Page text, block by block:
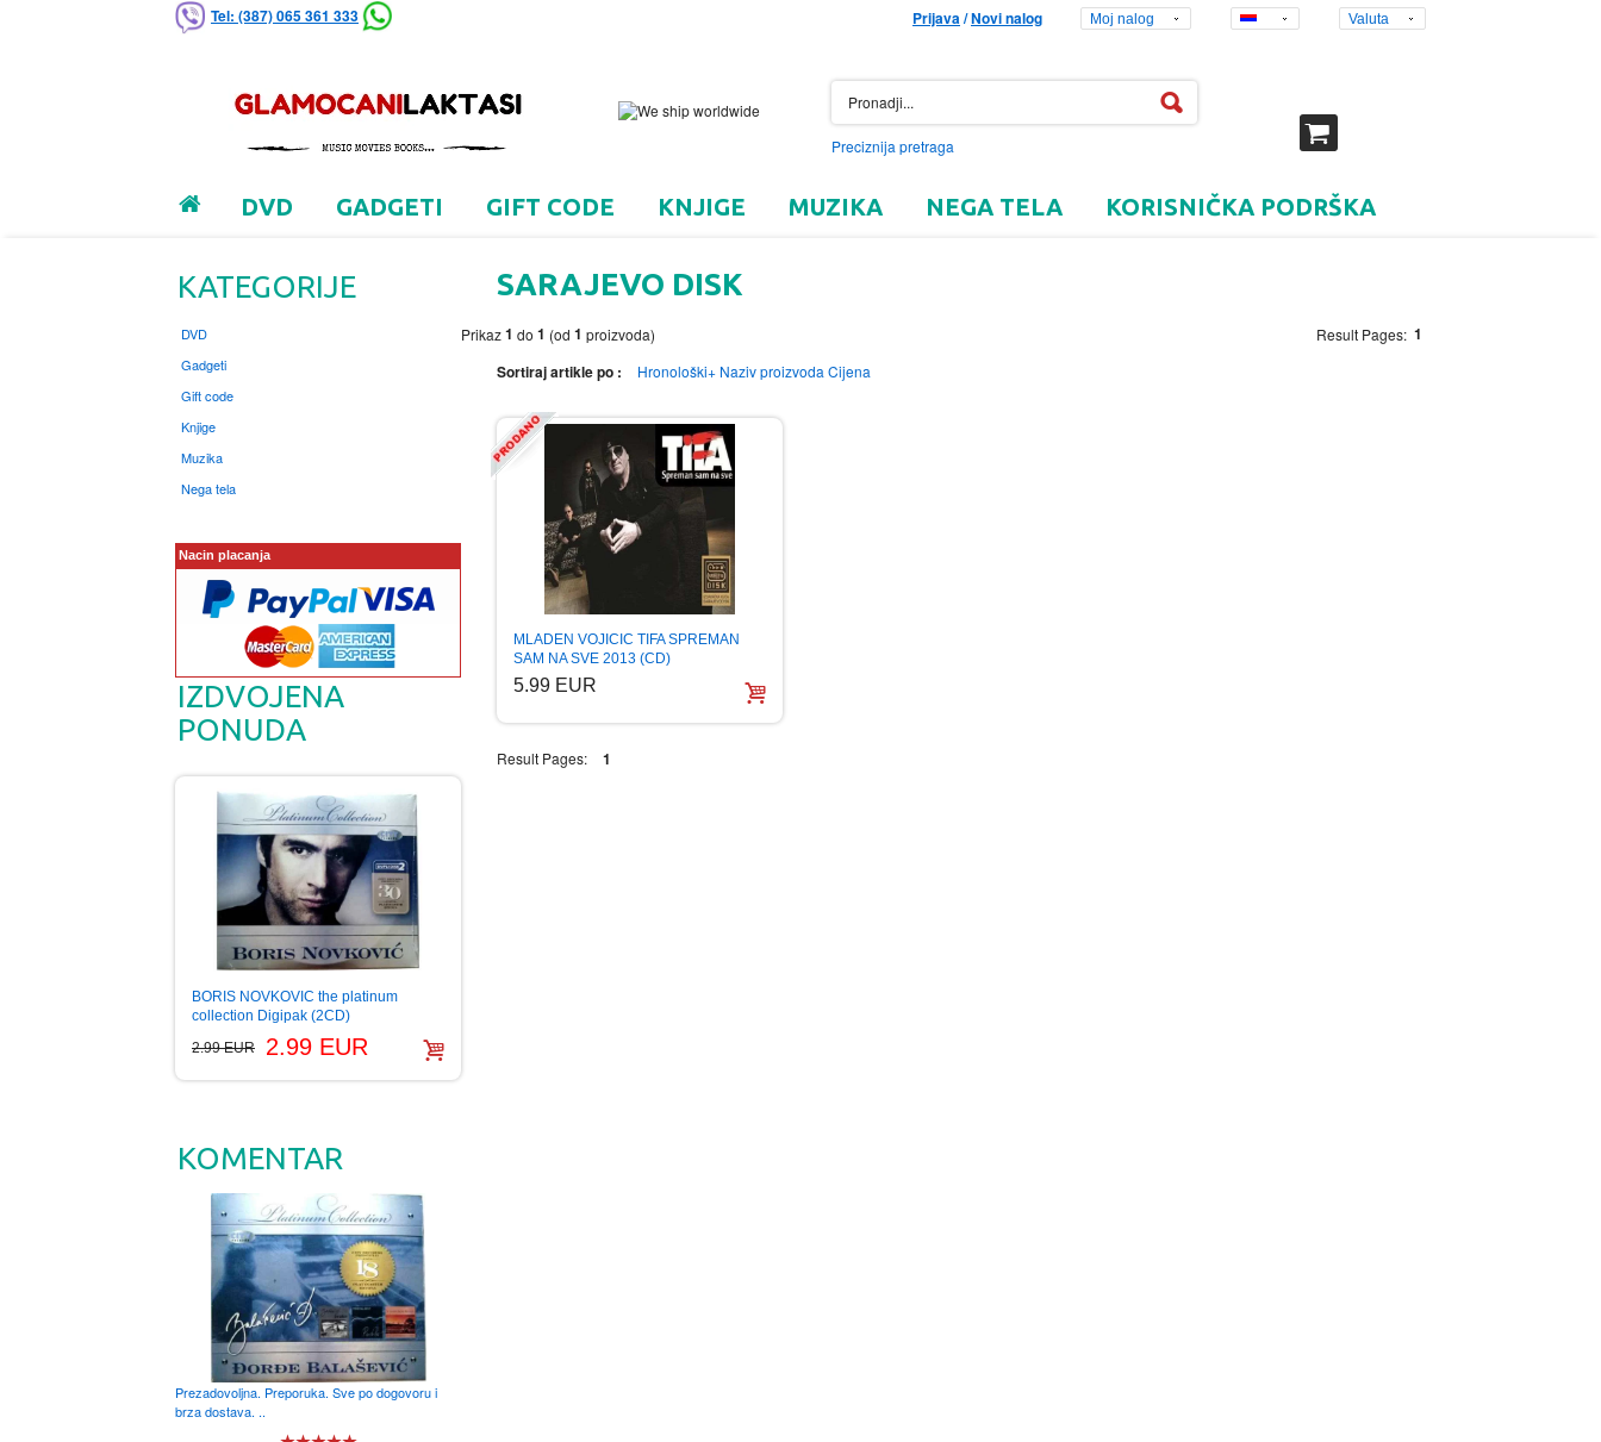
Tel: (387) 065 361 333 Prijava/Novi nalog Moj nalog Valuta
Preciznija pretraga
DVD GADGETI GIFT CODE KNJIGE MUZIKA NEGA TELA KORISNIČKA PODRŠKA
SARAJEVO DISK
Result Pages: 1
Prikaz1 do 1 (od 1 proizvoda)
Sortiraj artikle po : Hronološki+ Naziv proizvoda Cijena
MLADEN VOJICIC TIFA SPREMAN
SAM NA SVE 2013 (CD)
5.99 EUR
Result Pages: 1
KATEGORIJE
DVD
Gadgeti
Gift code
Knjige
Muzika
Nega tela
Nacin placanja
IZDVOJENA
PONUDA
BORIS NOVKOVIC the platinum
collection Digipak (2CD)
2.99 EUR
2.99 EUR
KOMENTAR
Prezadovoljna. Preporuka. Sve po dogovoru i
brza dostava. ..